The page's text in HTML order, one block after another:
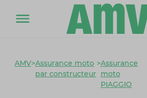
AMV>Assurance moto
par constructeur
>Assurance
moto
PIAGGIO